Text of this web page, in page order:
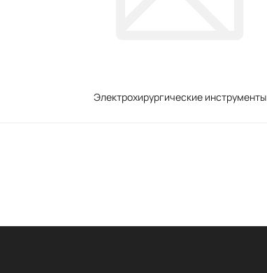
Электрохирургические инструменты